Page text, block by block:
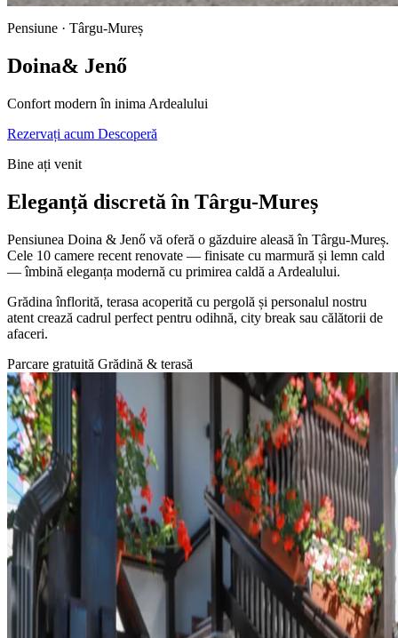
Pensiune · Târgu-Mureș
Doina& Jenő
Confort modern în inima Ardealului
Rezervați acum Descoperă
Bine ați venit
Eleganță discretă în Târgu-Mureș
Pensiunea Doina & Jenő vă oferă o găzduire aleasă în Târgu-Mureș.
Cele 10 camere recent renovate — finisate cu marmură și lemn cald
— îmbină eleganța modernă cu primirea caldă a Ardealului.
Grădina înflorită, terasa acoperită cu pergolă și personalul nostru
atent crează cadrul perfect pentru odihnă, city break sau călătorii de
afaceri.
Parcare gratuită Grădină & terasă